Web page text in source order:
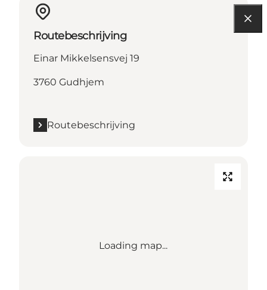
Routebeschrijving
Einar Mikkelsensvej 19
3760 Gudhjem
Routebeschrijving
Loading map...